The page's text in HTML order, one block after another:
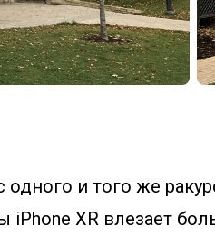
одного и того же
iPhone XR влезает